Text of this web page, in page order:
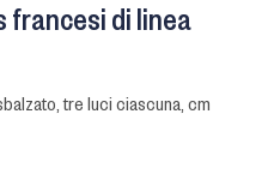
francesi di linea